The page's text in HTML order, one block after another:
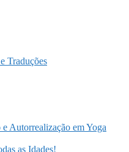
Traduções
Autorrealização em Yoga
as Idades!